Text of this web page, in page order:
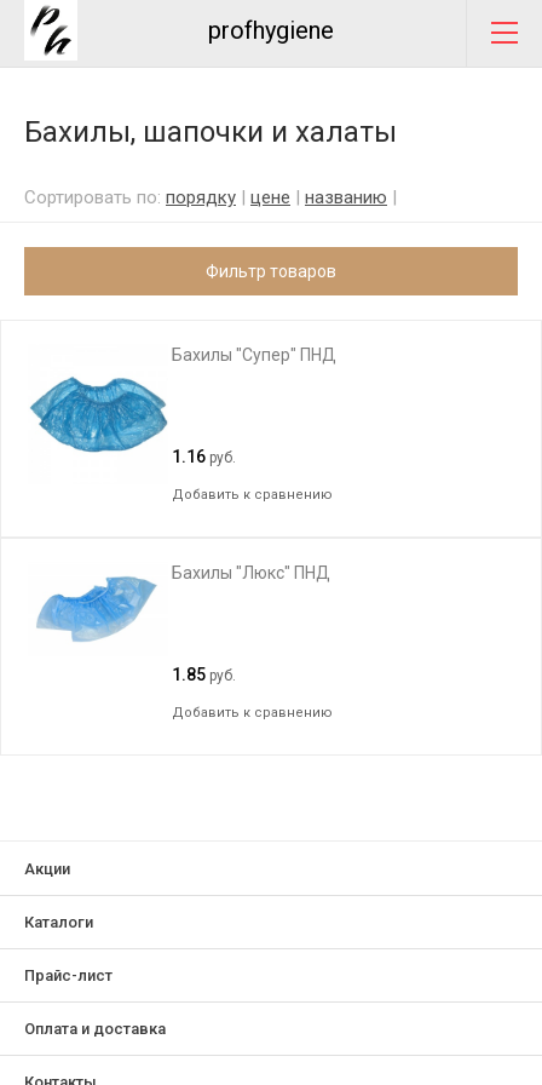
profhygiene
Бахилы, шапочки и халаты
Сортировать по: порядку | цене | названию |
Фильтр товаров
Бахилы "Супер" ПНД
1.16 руб.
Добавить к сравнению
Бахилы "Люкс" ПНД
1.85 руб.
Добавить к сравнению
Акции
Каталоги
Прайс-лист
Оплата и доставка